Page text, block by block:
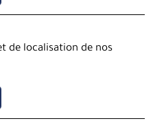
de localisation de nos